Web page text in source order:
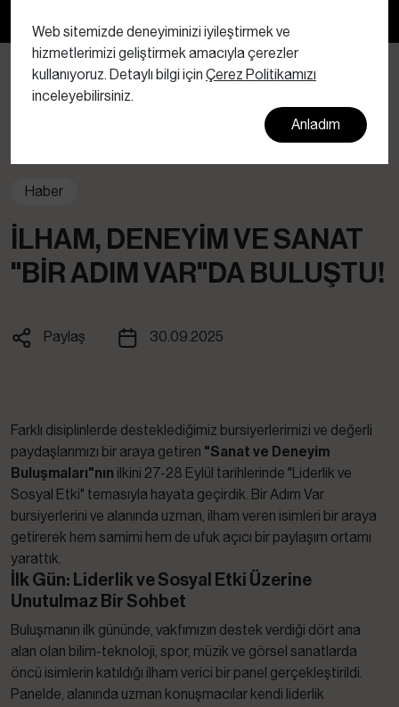
Web sitemizde deneyiminizi iyileştirmek ve
hizmetlerimizi geliştirmek amacıyla çerezler
kullanıyoruz. Detaylı bilgi için Çerez Politikamızı
inceleyebilirsiniz.
Anladım
Haber
İLHAM, DENEYIM VE SANAT
"BIR ADIM VAR"DA BULUŞTU!
Paylaş 30.09.2025
Farklı disiplinlerde desteklediğimiz bursiyerlerimizi ve değerli
paydaşlarımızı bir araya getiren "Sanat ve Deneyim
Buluşmaları"nın ilkini 27-28 Eylül tarihlerinde "Liderlik ve
Sosyal Etki" temasıyla hayata geçirdik. Bir Adım Var
bursiyerlerini ve alanında uzman, ilham veren isimleri bir araya
getirerek hem samimi hem de ufuk açıcı bir paylaşım ortamı
yarattık.
İlk Gün: Liderlik ve Sosyal Etki Üzerine
Unutulmaz Bir Sohbet
Buluşmanın ilk gününde, vakfımızın destek verdiği dört ana
alan olan bilim-teknoloji, spor, müzik ve görsel sanatlarda
öncü isimlerin katıldığı ilham verici bir panel gerçekleştirildi.
Panelde, alanında uzman konuşmacılar kendi liderlik